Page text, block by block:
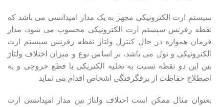
سیستم ارت الکترونیکی مجهز به یک مدار امپدانسی می باشد که
نقطه رفرنس سیستم ارت الکترونیکی محسوب می شود، مدار
فرمان همواره در حال کنترل ولتاژ نقطه رفرنس سیستم ارت
الکترونیکی و نول می باشد، بر اساس نوع و میزان اختلاف ولتاژ
بین این دو نقطه نسبت به تخلیه الکتریکی یا قطع خروجی و به
اصطلاح حفاظت از برقگرفتگی اشخاص اقدام می نماید
بعنوان مثال ممکن است اختلاف ولتاژ بین مدار امپدانسی ارت